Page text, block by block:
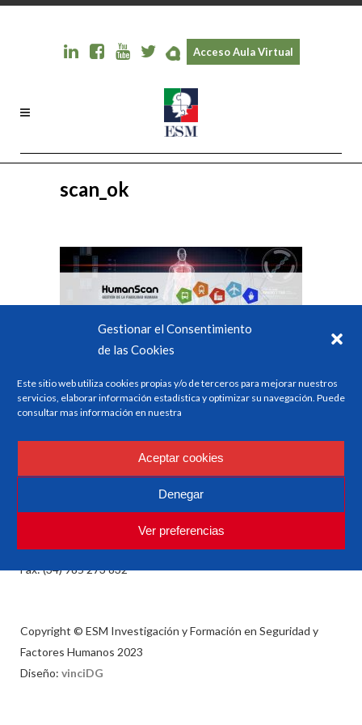
Gestionar el Consentimiento
de las Cookies
Este sitio web utiliza cookies propias y/o de terceros para mejorar nuestros
servicios, elaborar información estadística y optimizar su navegación. Puede
consultar mas información en nuestra
Aceptar cookies
Denegar
Ver preferencias
Acceso Aula Virtual
scan_ok
ESM
Tlf: (34) 985 235 854 o (34) 985 235 934
Fax: (34) 985 273 832
Copyright © ESM Investigación y Formación en Seguridad y
Factores Humanos 2023
Diseño: vinciDG